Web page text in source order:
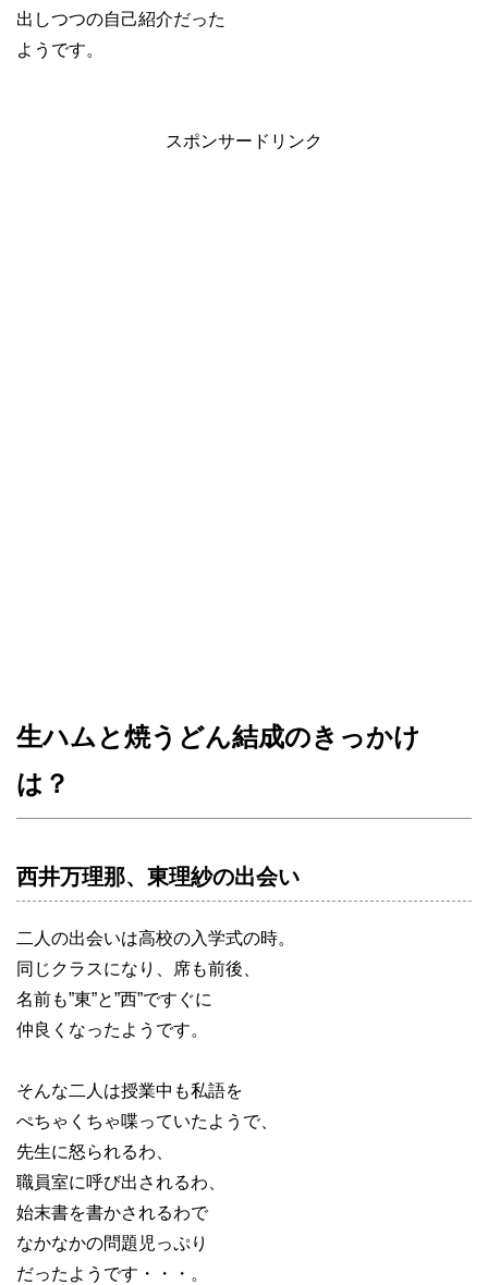
出しつつの自己紹介だった
ようです。
スポンサードリンク
生ハムと焼うどん結成のきっかけ
は？
西井万理那、東理紗の出会い
二人の出会いは高校の入学式の時。
同じクラスになり、席も前後、
名前も”東”と”西”ですぐに
仲良くなったようです。
そんな二人は授業中も私語を
ぺちゃくちゃ喋っていたようで、
先生に怒られるわ、
職員室に呼び出されるわ、
始末書を書かされるわで
なかなかの問題児っぷり
だったようです・・・。